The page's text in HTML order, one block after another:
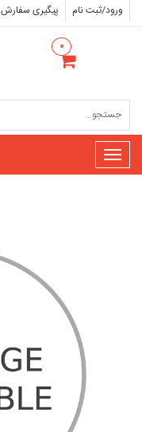
ورود/ثبت نام پیگیری سفارش
۰
Toggle
navigation